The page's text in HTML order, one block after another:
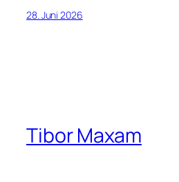
28. Juni 2026
Tibor Maxam